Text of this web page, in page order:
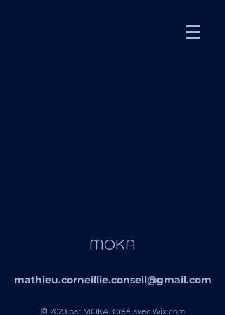
MOKA
mathieu.corneillie.conseil@gmail.com
© 2023 par MOKA. Créé avec Wix.com